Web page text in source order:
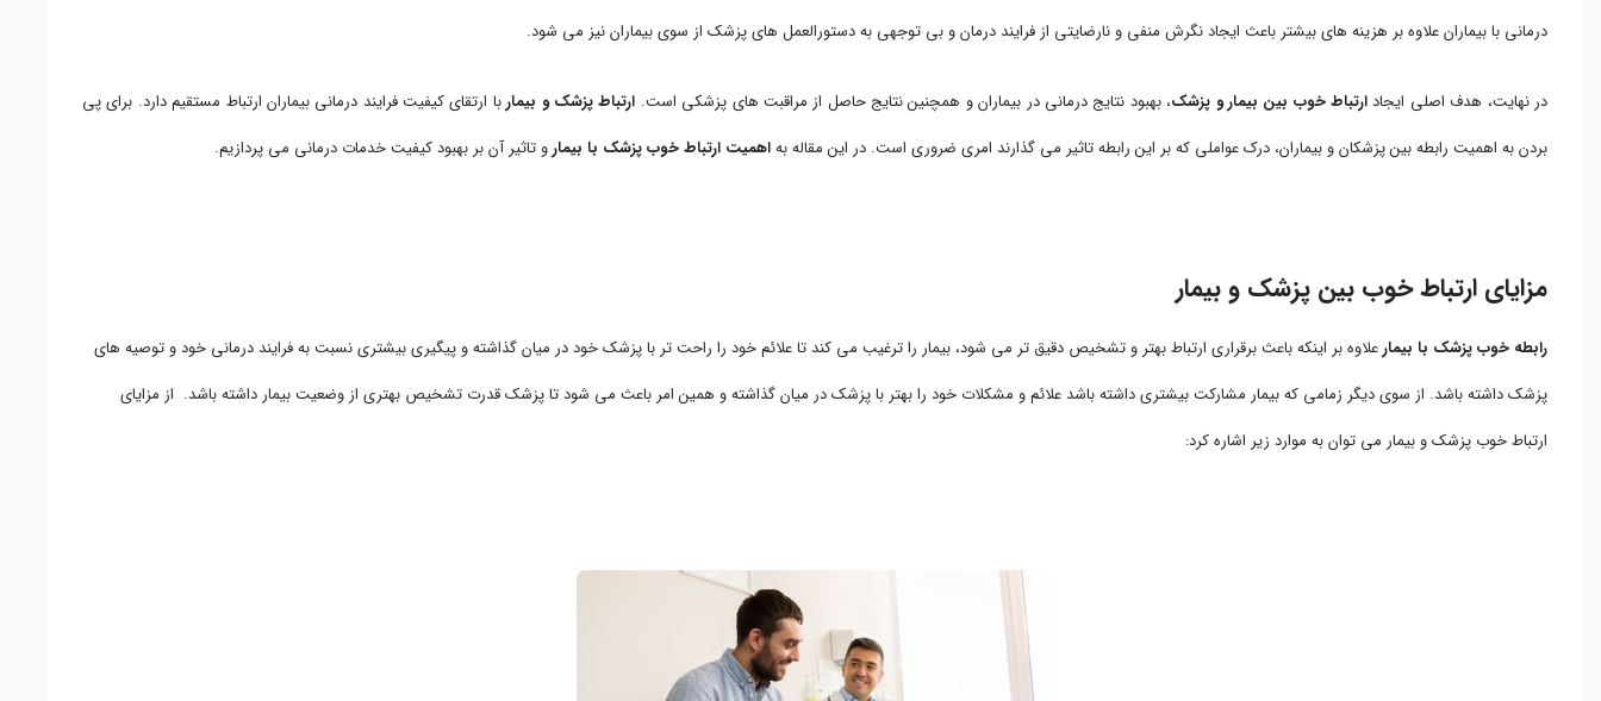
درمانی با بیماران علاوه بر هزینه های بیشتر باعث ایجاد نگرش منفی و نارضایتی از فرایند درمان و بی توجهی به دستورالعمل های پزشک از سوی بیماران نیز می شود.
در نهایت، هدف اصلی ایجادارتباط خوب بین بیمار و پزشک، بهبود نتایج درمانی در بیماران و همچنین نتایج حاصل از مراقبت های پزشکی است. ارتباط پزشک و بیماربا ارتقای کیفیت فرایند درمانی بیماران ارتباط مستقیم دارد. برای پی
بردن به اهمیت رابطه بین پزشکان و بیماران، درک عواملی که بر این رابطه تاثیر می گذارند امری ضروری است. در این مقاله بهاهمیت ارتباط خوب پزشک با بیمارو تاثیر آن بر بهبود کیفیت خدمات درمانی می پردازیم.
مزایای ارتباط خوب بین پزشک و بیمار
رابطه خوب پزشک با بیمارعلاوه بر اینکه باعث برقراری ارتباط بهتر و تشخیص دقیق تر می شود، بیمار را ترغیب می کند تا علائم خود را راحت تر با پزشک خود در میان گذاشته و پیگیری بیشتری نسبت به فرایند درمانی خود و توصیه های
پزشک داشته باشد. از سوی دیگر زمامی که بیمار مشارکت بیشتری داشته باشد علائم و مشکلات خود را بهتر با پزشک در میان گذاشته و همین امر باعث می شود تا پزشک قدرت تشخیص بهتری از وضعیت بیمار داشته باشد. از مزایای
ارتباط خوب پزشک و بیمار می توان به موارد زیر اشاره کرد: